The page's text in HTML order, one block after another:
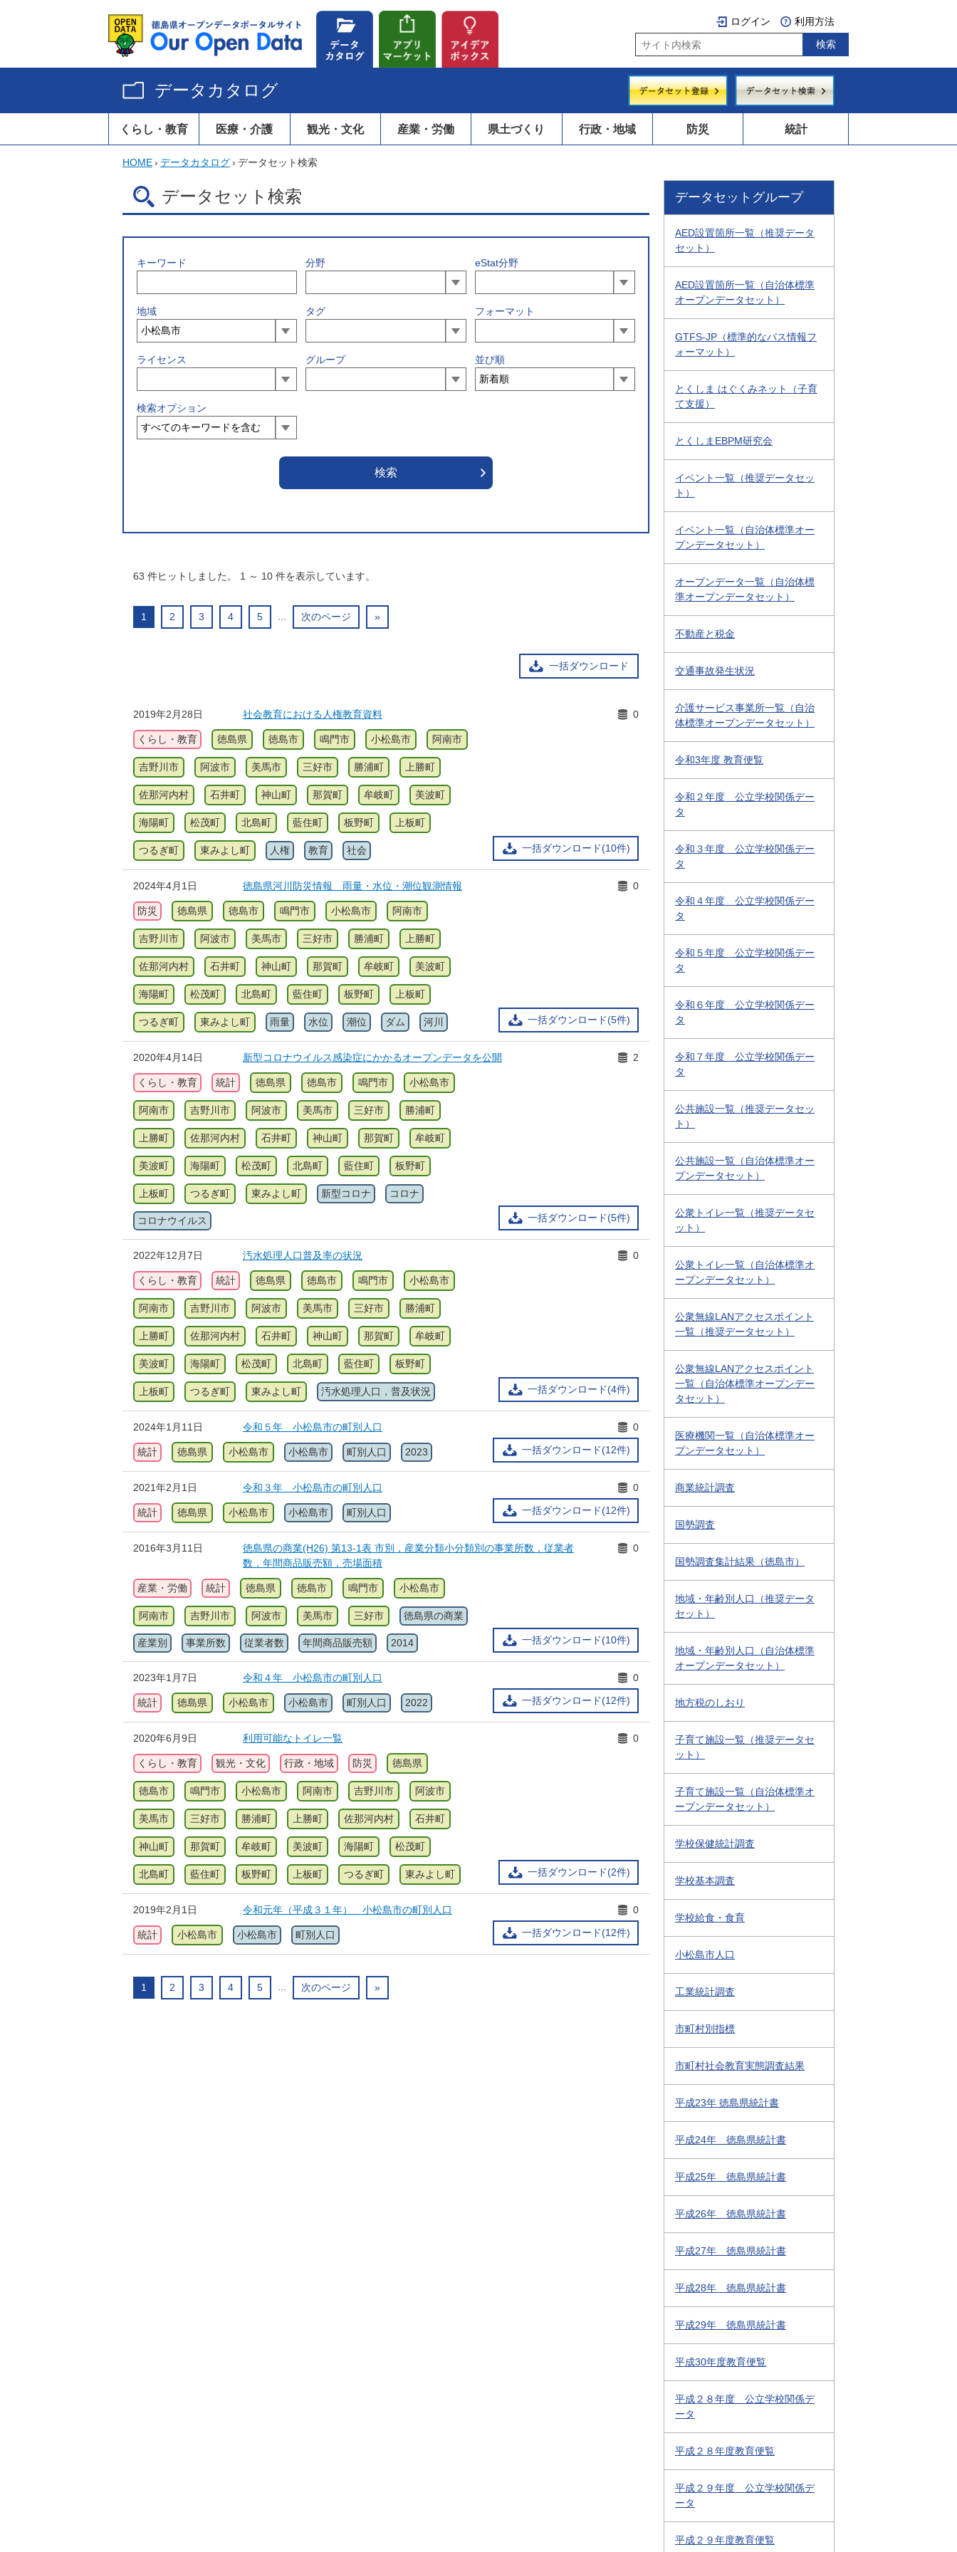
ログイン 利用方法
データカタログ
くらし・教育 医療・介護 観光・文化 産業・労働 県土づくり 行政・地域 防災 統計
HOME› データカタログ› データセット検索
データセット検索
キーワード 分野 eStat分野
地域 タグ フォーマット
ライセンス グループ 並び順
検索オプション
63 件ヒットしました。 1 ～ 10 件を表示しています。
1 2 3 4 5 ... 次のページ »
一括ダウンロード
2019年2月28日 社会教育における人権教育資料
一括ダウンロード(10件)
0
くらし・教育 徳島県 徳島市 鳴門市 小松島市 阿南市
吉野川市 阿波市 美馬市 三好市 勝浦町 上勝町
佐那河内村 石井町 神山町 那賀町 牟岐町 美波町
海陽町 松茂町 北島町 藍住町 板野町 上板町
つるぎ町 東みよし町 人権 教育 社会
2024年4月1日 徳島県河川防災情報 雨量・水位・潮位観測情報
一括ダウンロード(5件)
0
防災 徳島県 徳島市 鳴門市 小松島市 阿南市
吉野川市 阿波市 美馬市 三好市 勝浦町 上勝町
佐那河内村 石井町 神山町 那賀町 牟岐町 美波町
海陽町 松茂町 北島町 藍住町 板野町 上板町
つるぎ町 東みよし町 雨量 水位 潮位 ダム 河川
2020年4月14日 新型コロナウイルス感染症にかかるオープンデータを公開
一括ダウンロード(5件)
2
くらし・教育 統計 徳島県 徳島市 鳴門市 小松島市
阿南市 吉野川市 阿波市 美馬市 三好市 勝浦町
上勝町 佐那河内村 石井町 神山町 那賀町 牟岐町
美波町 海陽町 松茂町 北島町 藍住町 板野町
上板町 つるぎ町 東みよし町 新型コロナ コロナ
コロナウイルス
2022年12月7日 汚水処理人口普及率の状況
一括ダウンロード(4件)
0
くらし・教育 統計 徳島県 徳島市 鳴門市 小松島市
阿南市 吉野川市 阿波市 美馬市 三好市 勝浦町
上勝町 佐那河内村 石井町 神山町 那賀町 牟岐町
美波町 海陽町 松茂町 北島町 藍住町 板野町
上板町 つるぎ町 東みよし町 汚水処理人口，普及状況
2024年1月11日
令和５年 小松島市の町別人口
一括ダウンロード(12件)
0
統計 徳島県 小松島市 小松島市 町別人口 2023
2021年2月1日
令和３年 小松島市の町別人口
一括ダウンロード(12件)
0
統計 徳島県 小松島市 小松島市 町別人口
2016年3月11日
徳島県の商業(H26) 第13-1表 市別，産業分類小分類別の事業所数，従業者
数，年間商品販売額，売場面積
一括ダウンロード(10件)
0
産業・労働 統計 徳島県 徳島市 鳴門市 小松島市
阿南市 吉野川市 阿波市 美馬市 三好市 徳島県の商業
産業別 事業所数 従業者数 年間商品販売額 2014
2023年1月7日
令和４年 小松島市の町別人口
一括ダウンロード(12件)
0
統計 徳島県 小松島市 小松島市 町別人口 2022
2020年6月9日 利用可能なトイレ一覧
一括ダウンロード(2件)
0
くらし・教育 観光・文化 行政・地域 防災 徳島県
徳島市 鳴門市 小松島市 阿南市 吉野川市 阿波市
美馬市 三好市 勝浦町 上勝町 佐那河内村 石井町
神山町 那賀町 牟岐町 美波町 海陽町 松茂町
北島町 藍住町 板野町 上板町 つるぎ町 東みよし町
2019年2月1日
令和元年（平成３１年） 小松島市の町別人口
一括ダウンロード(12件)
0
統計 小松島市 小松島市 町別人口
1 2 3 4 5 ... 次のページ »
データセットグループ
AED設置箇所一覧（推奨データ
セット）
AED設置箇所一覧（自治体標準
オープンデータセット）
GTFS-JP（標準的なバス情報フ
ォーマット）
とくしま はぐくみネット（子育
て支援）
とくしまEBPM研究会
イベント一覧（推奨データセッ
ト）
イベント一覧（自治体標準オー
プンデータセット）
オープンデータ一覧（自治体標
準オープンデータセット）
不動産と税金
交通事故発生状況
介護サービス事業所一覧（自治
体標準オープンデータセット）
令和3年度 教育便覧
令和２年度 公立学校関係デー
タ
令和３年度 公立学校関係デー
タ
令和４年度 公立学校関係デー
タ
令和５年度 公立学校関係デー
タ
令和６年度 公立学校関係デー
タ
令和７年度 公立学校関係デー
タ
公共施設一覧（推奨データセッ
ト）
公共施設一覧（自治体標準オー
プンデータセット）
公衆トイレ一覧（推奨データセ
ット）
公衆トイレ一覧（自治体標準オ
ープンデータセット）
公衆無線LANアクセスポイント
一覧（推奨データセット）
公衆無線LANアクセスポイント
一覧（自治体標準オープンデー
タセット）
医療機関一覧（自治体標準オー
プンデータセット）
商業統計調査
国勢調査
国勢調査集計結果（徳島市）
地域・年齢別人口（推奨データ
セット）
地域・年齢別人口（自治体標準
オープンデータセット）
地方税のしおり
子育て施設一覧（推奨データセ
ット）
子育て施設一覧（自治体標準オ
ープンデータセット）
学校保健統計調査
学校基本調査
学校給食・食育
小松島市人口
工業統計調査
市町村別指標
市町村社会教育実態調査結果
平成23年 徳島県統計書
平成24年 徳島県統計書
平成25年 徳島県統計書
平成26年 徳島県統計書
平成27年 徳島県統計書
平成28年 徳島県統計書
平成29年 徳島県統計書
平成30年度教育便覧
平成２８年度 公立学校関係デ
ータ
平成２８年度教育便覧
平成２９年度 公立学校関係デ
ータ
平成２９年度教育便覧